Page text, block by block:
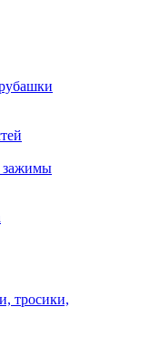
зажимы
тросики,